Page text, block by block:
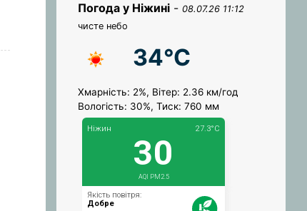
Погода у Ніжині - 08.07.26 11:12
чисте небо
34°C
Хмарність: 2%, Вітер: 2.36 км/год
Вологість: 30%, Тиск: 760 мм